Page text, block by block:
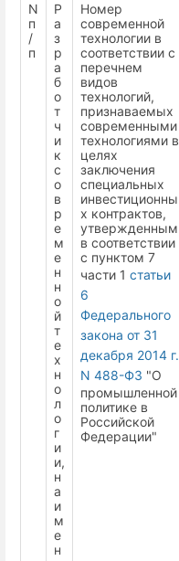
N
п
/
п
Р
а
з
р
а
б
о
т
ч
и
к
с
о
в
р
е
м
е
н
н
о
й
т
е
х
н
о
л
о
г
и
и,
н
а
и
м
е
н
Номер
современной
технологии в
соответствии с
перечнем
видов
технологий,
признаваемых
современными
технологиями в
целях
заключения
специальных
инвестиционны
х контрактов,
утвержденным
в соответствии
с пунктом 7
части 1 статьи
6
Федерального
закона от 31
декабря 2014 г.
N 488-ФЗ "О
промышленной
политике в
Российской
Федерации"